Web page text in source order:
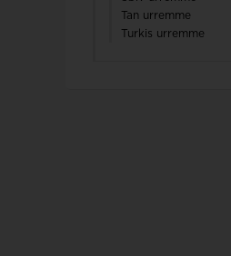
Tan urremme
Turkis urremme